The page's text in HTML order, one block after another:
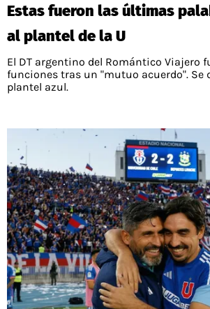
Estas fueron las últimas
al plantel de la U
El DT argentino del Romántico Viajero
funciones tras un "mutuo acuerdo". Se
plantel azul.